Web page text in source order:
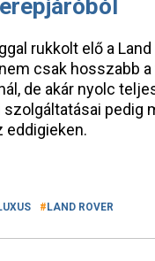
rukkolt elő a Land
csak hosszabb a
de akár nyolc
szolgáltatásai pedig
eddigieken.
LAND ROVER